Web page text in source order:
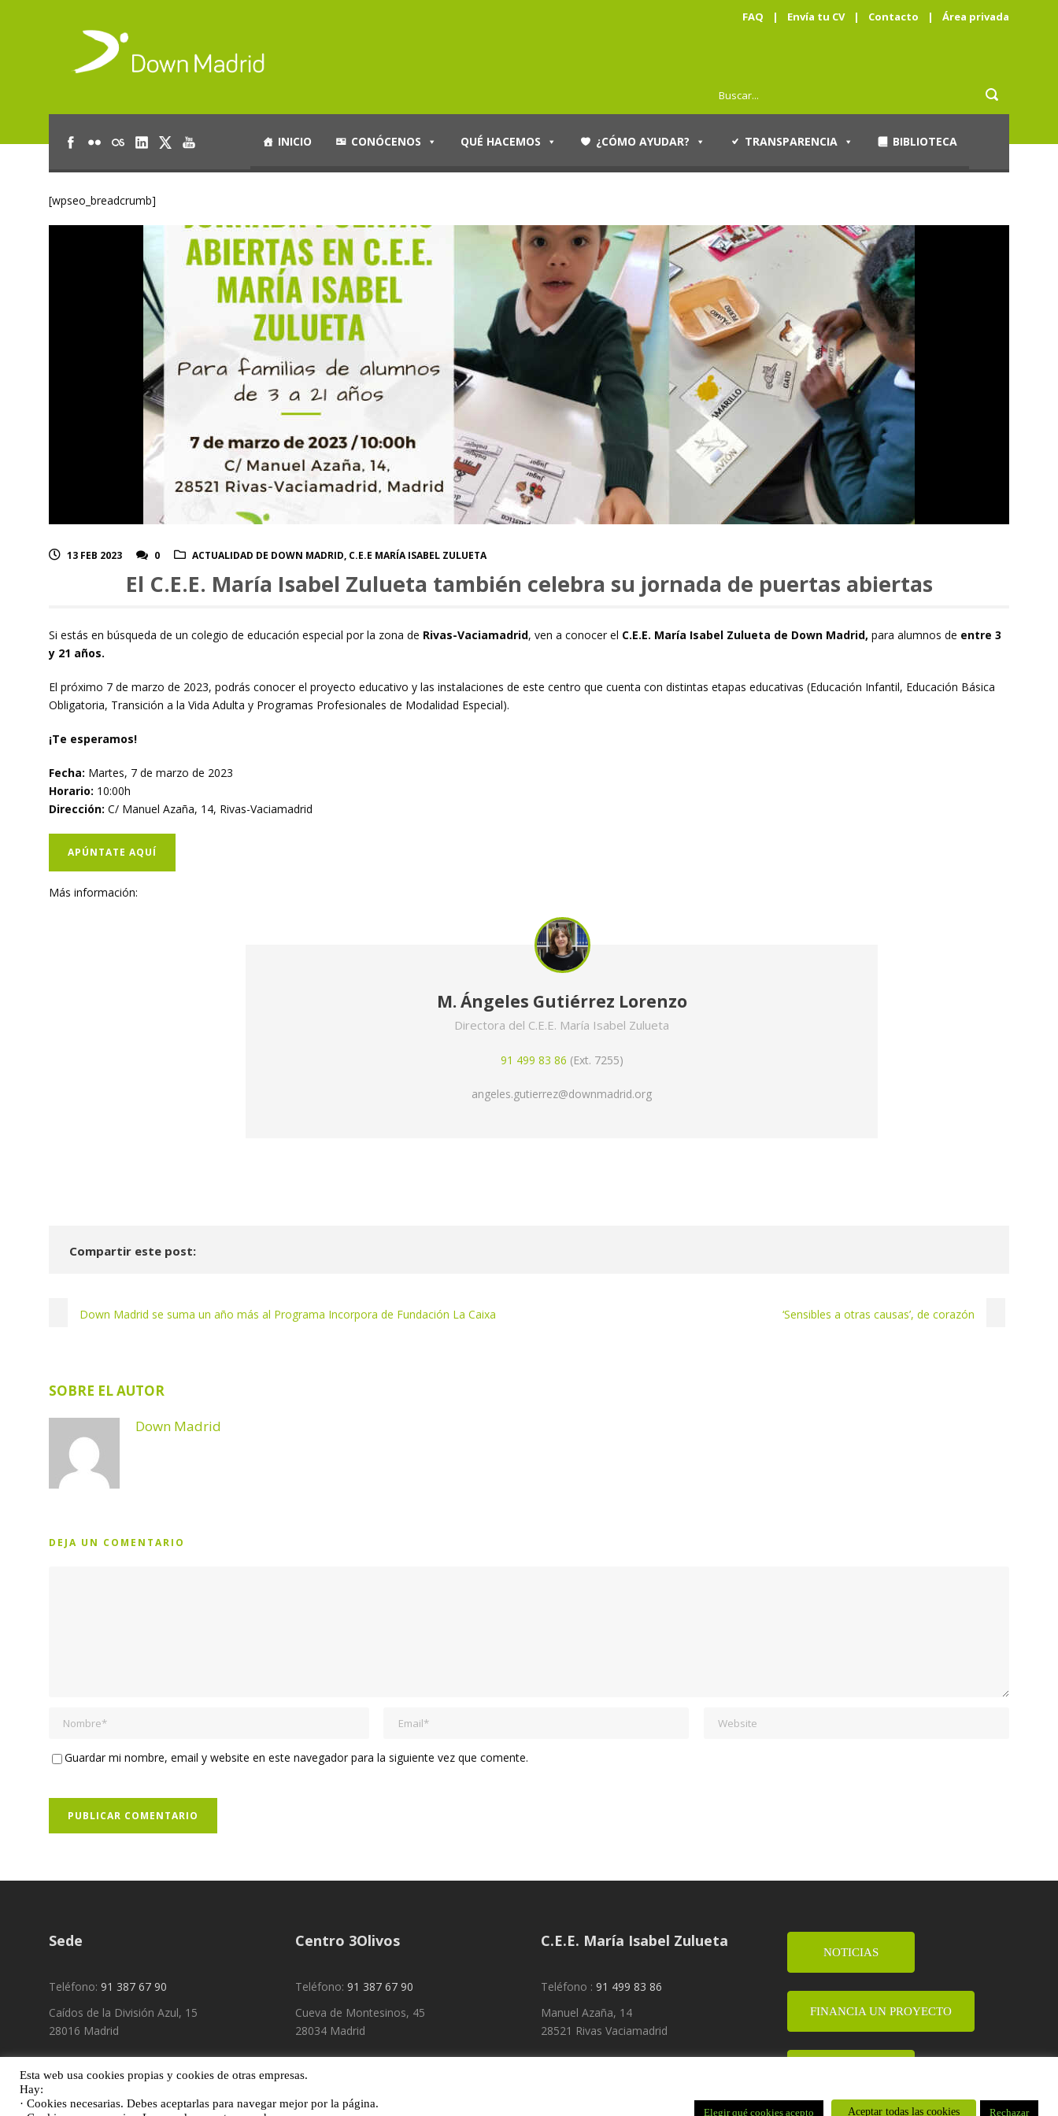
FAQ | Envía tu CV | Contacto | Área privada
INICIO CONÓCENOS QUÉ HACEMOS ¿CÓMO AYUDAR? TRANSPARENCIA BIBLIOTECA
[wpseo_breadcrumb]
13 FEB 2023 0 ACTUALIDAD DE DOWN MADRID, C.E.E MARÍA ISABEL ZULUETA
El C.E.E. María Isabel Zulueta también celebra su jornada de puertas abiertas
Si estás en búsqueda de un colegio de educación especial por la zona de Rivas-Vaciamadrid, ven a conocer el C.E.E. María Isabel Zulueta de Down Madrid, para alumnos de entre 3
y 21 años.
El próximo 7 de marzo de 2023, podrás conocer el proyecto educativo y las instalaciones de este centro que cuenta con distintas etapas educativas (Educación Infantil, Educación Básica
Obligatoria, Transición a la Vida Adulta y Programas Profesionales de Modalidad Especial).
¡Te esperamos!
Fecha: Martes, 7 de marzo de 2023
Horario: 10:00h
Dirección: C/ Manuel Azaña, 14, Rivas-Vaciamadrid
APÚNTATE AQUÍ
Más información:
M. Ángeles Gutiérrez Lorenzo
Directora del C.E.E. María Isabel Zulueta
91 499 83 86 (Ext. 7255)
angeles.gutierrez@downmadrid.org
Compartir este post:
Down Madrid se suma un año más al Programa Incorpora de Fundación La Caixa ‘Sensibles a otras causas’, de corazón
SOBRE EL AUTOR
Down Madrid
DEJA UN COMENTARIO
Guardar mi nombre, email y website en este navegador para la siguiente vez que comente.
Sede
Teléfono: 91 387 67 90
Caídos de la División Azul, 15
28016 Madrid
Centro 3Olivos
Teléfono: 91 387 67 90
Cueva de Montesinos, 45
28034 Madrid
C.E.E. María Isabel Zulueta
Teléfono : 91 499 83 86
Manuel Azaña, 14
28521 Rivas Vaciamadrid
NOTICIAS
FINANCIA UN PROYECTO
Esta web usa cookies propias y cookies de otras empresas.
Hay:
· Cookies necesarias. Debes aceptarlas para navegar mejor por la página.
Elegir qué cookies acepto Aceptar todas las cookies Rechazar